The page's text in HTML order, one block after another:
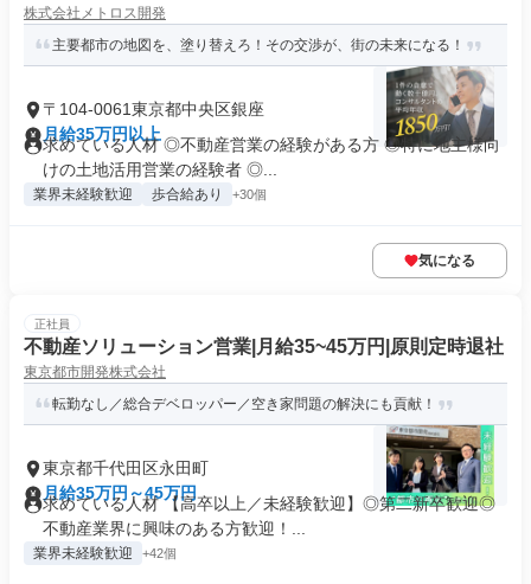
株式会社メトロス開発
主要都市の地図を、塗り替えろ！その交渉が、街の未来になる！
〒104-0061東京都中央区銀座
月給35万円以上
求めている人材 ◎不動産営業の経験がある方 ◎特に地主様向
けの土地活用営業の経験者 ◎...
業界未経験歓迎 歩合給あり +30個
気になる
正社員
不動産ソリューション営業|月給35~45万円|原則定時退社
東京都市開発株式会社
転勤なし／総合デベロッパー／空き家問題の解決にも貢献！
東京都千代田区永田町
月給35万円～45万円
求めている人材 【高卒以上／未経験歓迎】◎第二新卒歓迎◎
不動産業界に興味のある方歓迎！...
業界未経験歓迎 +42個